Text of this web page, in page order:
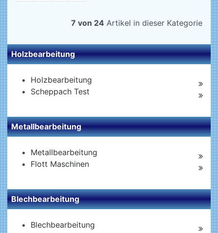
7 von 24 Artikel in dieser Kategorie
Holzbearbeitung
Holzbearbeitung
Scheppach Test
Metallbearbeitung
Metallbearbeitung
Flott Maschinen
Blechbearbeitung
Blechbearbeitung